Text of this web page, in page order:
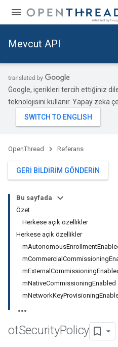
Mevcut API
Google, içerikleri tercih ettiğiniz
teknolojisini kullanır. Yapay zeka
OpenThread Referans
GERI BILDIRIM GÖNDERIN
Bu sayfada
Özet
Herkese açık özellikler
Herkese açık özellikler
mNativeCommissioningEnabled
otSecurityPolicy